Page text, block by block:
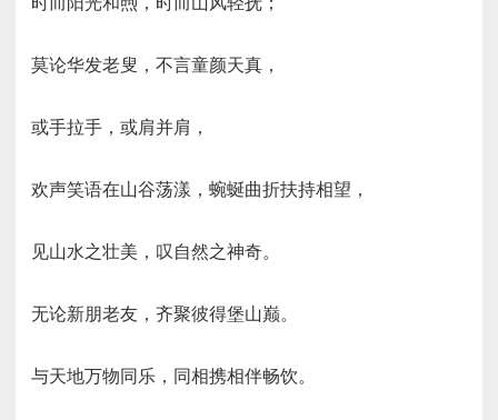
莫论华发老叟，不言童颜天真，
或手拉手，或肩并肩，
欢声笑语在山谷荡漾，蜿蜒曲折扶持相望，
见山水之壮美，叹自然之神奇。
无论新朋老友，齐聚彼得堡山巅。
与天地万物同乐，同相携相伴畅饮。